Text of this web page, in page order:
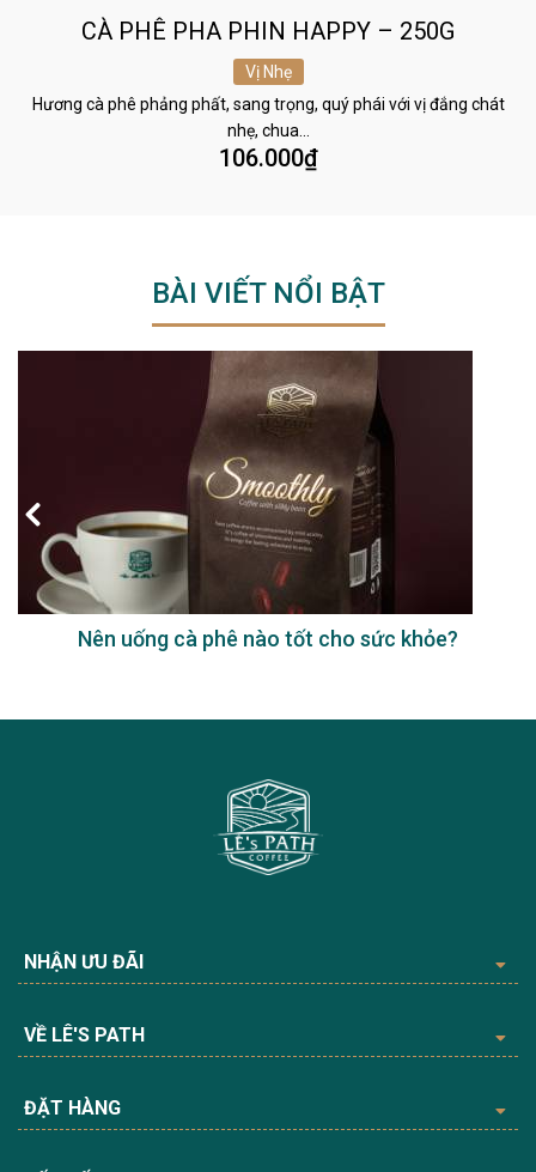
CÀ PHÊ PHA PHIN HAPPY – 250G
Vị Nhẹ
Hương cà phê phảng phất, sang trọng, quý phái với vị đắng chát
nhẹ, chua…
106.000₫
BÀI VIẾT NỔI BẬT
Nên uống cà phê nào tốt cho sức khỏe?
NHẬN ƯU ĐÃI
VỀ LÊ'S PATH
ĐẶT HÀNG